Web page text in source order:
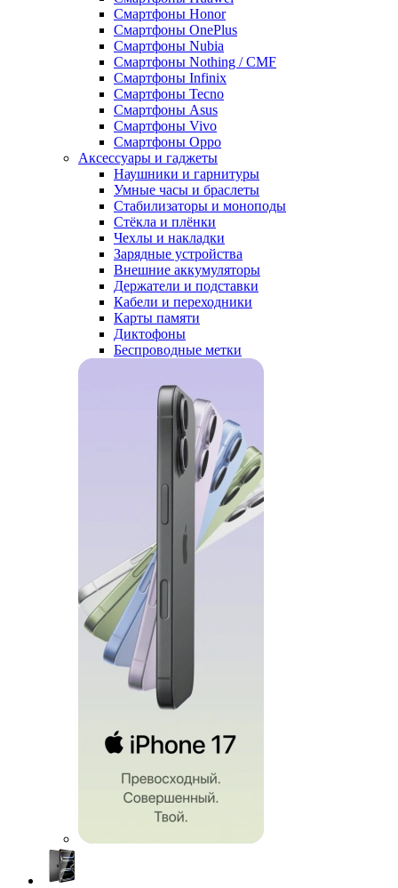
Смартфоны Honor
Смартфоны OnePlus
Смартфоны Nubia
Смартфоны Nothing / CMF
Смартфоны Infinix
Смартфоны Tecno
Смартфоны Asus
Смартфоны Vivo
Смартфоны Oppo
Аксессуары и гаджеты
Наушники и гарнитуры
Умные часы и браслеты
Стабилизаторы и моноподы
Стёкла и плёнки
Чехлы и накладки
Зарядные устройства
Внешние аккумуляторы
Держатели и подставки
Кабели и переходники
Карты памяти
Диктофоны
Беспроводные метки